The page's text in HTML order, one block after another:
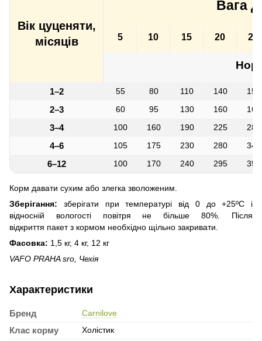
Вік цуценяти,
місяців
Вага
5 10 15 20 25
1–2 55 80 110 140 155
2–3 60 95 130 160 165
3–4 100 160 190 225 285
4–6 105 175 230 280 340
6–12 100 170 240 295 350
Корм ​​давати сухим або злегка зволоженим.
Зберігання: зберігати при температурі від 0 до +25ºС і
відносній вологості повітря не більше 80%. Після
відкриття пакет з кормом необхідно щільно закривати.
Фасовка: 1,5 кг, 4 кг, 12 кг
VAFO PRAHA sro, Чехія
Характеристики
Бренд Carnilove
Клас корму Холістик